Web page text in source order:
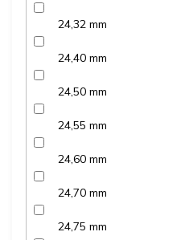
24,32 mm
24,40 mm
24,50 mm
24,55 mm
24,60 mm
24,70 mm
24,75 mm